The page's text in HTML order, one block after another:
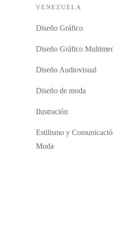
VENEZUELA
Diseño Gráfico
Diseño Gráfico
Diseño Audiovisual
Diseño de moda
Ilustración
Estilismo y
Moda